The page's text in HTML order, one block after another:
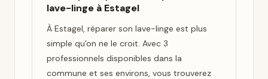
lave-linge à Estagel
À Estagel, réparer son lave-linge est plus
simple qu'on ne le croit. Avec 3
professionnels disponibles dans la
commune et ses environs, vous trouverez